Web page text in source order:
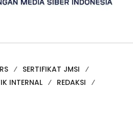
SERTIFIKAT JMSI
INTERNAL
REDAKSI